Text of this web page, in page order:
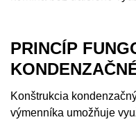
PRINCÍP
Konštrukcia
výmenníka umožňuje